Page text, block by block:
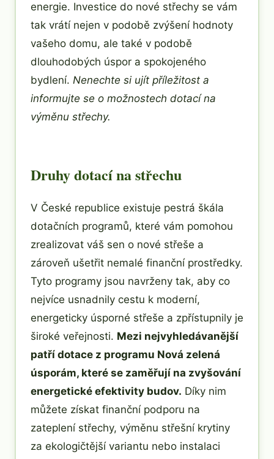
energie. Investice do nové střechy se vám
tak vrátí nejen v podobě zvýšení hodnoty
vašeho domu, ale také v podobě
dlouhodobých úspor a spokojeného
bydlení. Nenechte si ujít příležitost a
informujte se o možnostech dotací na
výměnu střechy.
Druhy dotací na střechu
V České republice existuje pestrá škála
dotačních programů, které vám pomohou
zrealizovat váš sen o nové střeše a
zároveň ušetřit nemalé finanční prostředky.
Tyto programy jsou navrženy tak, aby co
nejvíce usnadnily cestu k moderní,
energeticky úsporné střeše a zpřístupnily je
široké veřejnosti. Mezi nejvyhledávanější
patří dotace z programu Nová zelená
úsporám, které se zaměřují na zvyšování
energetické efektivity budov. Díky nim
můžete získat finanční podporu na
zateplení střechy, výměnu střešní krytiny
za ekologičtější variantu nebo instalaci